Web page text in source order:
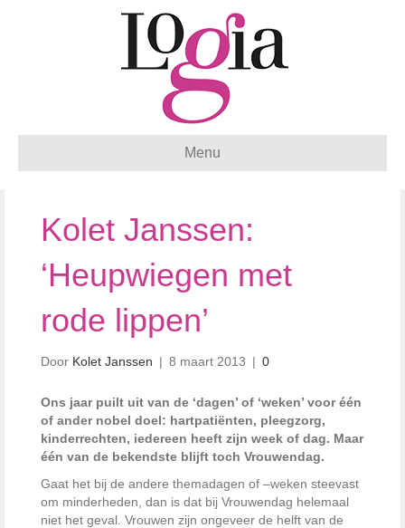
Menu
Kolet Janssen:
‘Heupwiegen met
rode lippen’
Door Kolet Janssen | 8 maart 2013 | 0
Ons jaar puilt uit van de ‘dagen’ of ‘weken’ voor één
of ander nobel doel: hartpatiënten, pleegzorg,
kinderrechten, iedereen heeft zijn week of dag. Maar
één van de bekendste blijft toch Vrouwendag.
Gaat het bij de andere themadagen of –weken steevast
om minderheden, dan is dat bij Vrouwendag helemaal
niet het geval. Vrouwen zijn ongeveer de helft van de